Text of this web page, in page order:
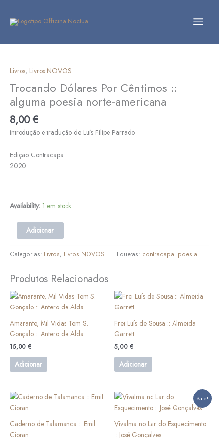
content
Livros, Livros NOVOS
Trocando Dólares Por Cêntimos ::
alguma poesia norte-americana
8,00€
introdução e tradução de Luís Filipe Parrado
Edição Contracapa
2020
Availability: 1 em stock
Trocando
Por
Cêntimos
::
alguma
poesia
americana
Adicionar
Categorias: Livros, Livros NOVOS Etiquetas: contracapa, poesia
Produtos Relacionados
Amarante, Mil Vidas Tem S.
Gonçalo :: Antero de Alda
15,00 €
Adicionar
Frei Luís de Sousa :: Almeida
Garrett
5,00 €
Adicionar
Caderno de Talamanca :: Emil
Cioran
Sale!
Vivalma no Lar do Esquecimento
:: José Gonçalves
O
original
17,00 €.
O
preço
atual
é:
15,00 €.